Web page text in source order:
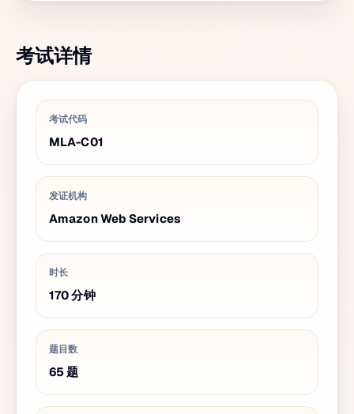
考试详情
考试代码
MLA-C01
发证机构
Amazon Web Services
时长
170分钟
题目数
65题